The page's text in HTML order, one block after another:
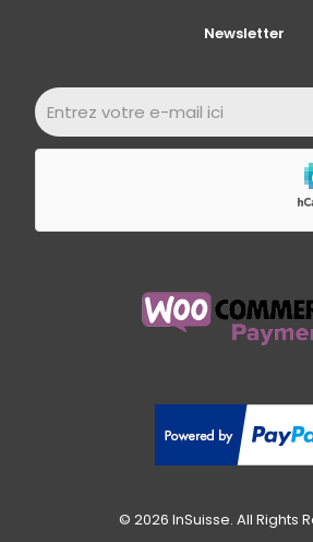
Newsletter
© 2026 InSuisse. All Rights